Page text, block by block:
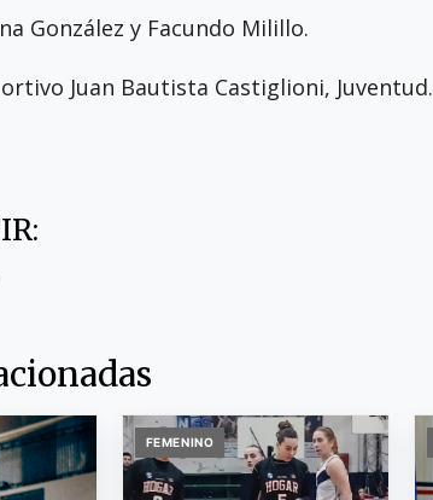
González y Facundo Milillo.
Juan Bautista Castiglioni, Juventud.
FEMENINO